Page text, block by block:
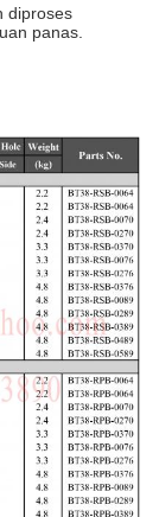
diproses
panas.